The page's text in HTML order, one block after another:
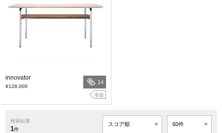
innovator
¥128,000
14
廃盤
検索結果
1件